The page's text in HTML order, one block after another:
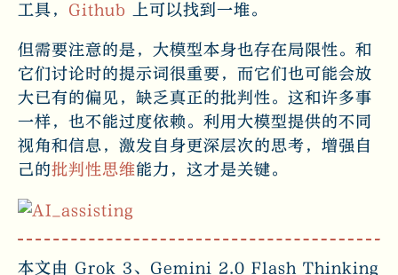
工具， Github 上可以找到一堆。
但需要注意的是，大模型本身也存在局限性。和
它们讨论时的提示词很重要，而它们也可能会放
大已有的偏见，缺乏真正的批判性。这和许多事
一样，也不能过度依赖。利用大模型提供的不同
视角和信息，激发自身更深层次的思考，增强自
己的批判性思维能力，这才是关键。
本文由 Grok 3、Gemini 2.0 Flash Thinking